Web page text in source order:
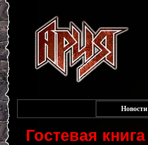
Новости
Гостевая книга